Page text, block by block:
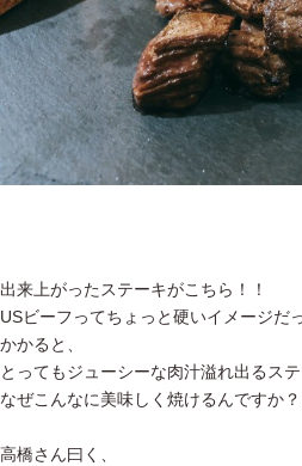
出来上がったステーキがこちら！！
USビーフってちょっと硬いイメージだ
かかると、
とってもジューシーな肉汁溢れ出るス
なぜこんなに美味しく焼けるんですか？
高橋さん曰く、